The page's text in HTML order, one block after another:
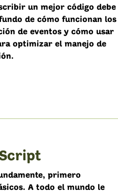
un mejor código debe
de cómo funcionan los
de eventos y cómo usar
optimizar el manejo de
primero
A todo el mundo le